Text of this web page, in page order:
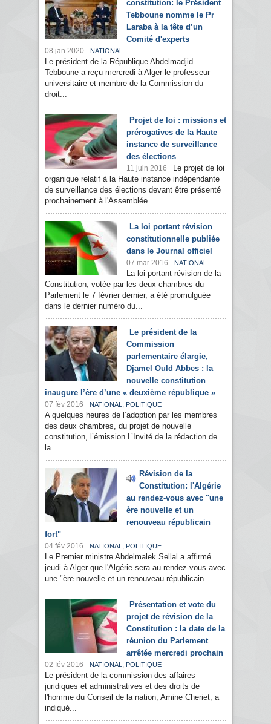
constitution: le Président
Tebboune nomme le Pr
Laraba à la tête d’un
Comité d'experts
08 jan 2020 NATIONAL
Le président de la République Abdelmadjid
Tebboune a reçu mercredi à Alger le professeur
universitaire et membre de la Commission du
droit...
Projet de loi : missions et
prérogatives de la Haute
instance de surveillance
des élections
11 juin 2016
Le projet de loi
organique relatif à la Haute instance indépendante
de surveillance des élections devant être présenté
prochainement à l'Assemblée...
La loi portant révision
constitutionnelle publiée
dans le Journal officiel
07 mar 2016 NATIONAL
La loi portant révision de la
Constitution, votée par les deux chambres du
Parlement le 7 février dernier, a été promulguée
dans le dernier numéro du...
Le président de la
Commission
parlementaire élargie,
Djamel Ould Abbes : la
nouvelle constitution
inaugure l’ère d’une « deuxième république »
07 fév 2016 NATIONAL , POLITIQUE
A quelques heures de l’adoption par les membres
des deux chambres, du projet de nouvelle
constitution, l’émission L’Invité de la rédaction de
la...
Révision de la
Constitution: l'Algérie
au rendez-vous avec "une
ère nouvelle et un
renouveau républicain
fort"
04 fév 2016 NATIONAL , POLITIQUE
Le Premier ministre Abdelmalek Sellal a affirmé
jeudi à Alger que l'Algérie sera au rendez-vous avec
une "ère nouvelle et un renouveau républicain...
Présentation et vote du
projet de révision de la
Constitution : la date de la
réunion du Parlement
arrêtée mercredi prochain
02 fév 2016 NATIONAL , POLITIQUE
Le président de la commission des affaires
juridiques et administratives et des droits de
l'homme du Conseil de la nation, Amine Cheriet, a
indiqué...